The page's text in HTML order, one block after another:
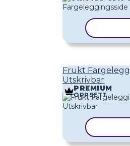
Frukt
Utskrivbar
PREMIUM
OPPSETT